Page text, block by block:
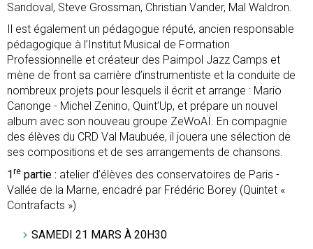
Sandoval, Steve Grossman, Christian Vander, Mal Waldron.
Il est également un pédagogue réputé, ancien responsable
pédagogique à l’Institut Musical de Formation
Professionnelle et créateur des Paimpol Jazz Camps et
mène de front sa carrière d’instrumentiste et la conduite de
nombreux projets pour lesquels il écrit et arrange : Mario
Canonge - Michel Zenino, Quint’Up, et prépare un nouvel
album avec son nouveau groupe ZeWoAÏ. En compagnie
des élèves du CRD Val Maubuée, il jouera une sélection de
ses compositions et de ses arrangements de chansons.
1re partie : atelier d’élèves des conservatoires de Paris -
Vallée de la Marne, encadré par Frédéric Borey (Quintet «
Contrafacts »)
SAMEDI 21 MARS À 20H30